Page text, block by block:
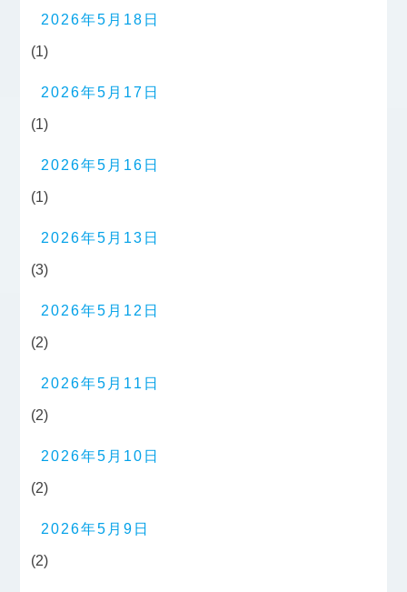
2026年5月18日
(1)
2026年5月17日
(1)
2026年5月16日
(1)
2026年5月13日
(3)
2026年5月12日
(2)
2026年5月11日
(2)
2026年5月10日
(2)
2026年5月9日
(2)